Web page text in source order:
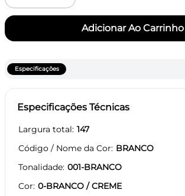
Especificações
Especificações Técnicas
Largura total 147
Código / Nome da Cor BRANCO
Tonalidade 001-BRANCO
Cor 0-BRANCO / CREME